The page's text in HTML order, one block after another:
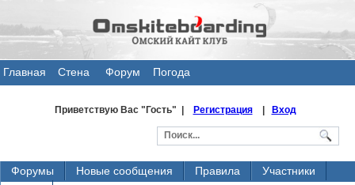
Главная
Стена
Форум Погода
Приветствую Вас"Гость" | Регистрация| Вход
Форумы Новые сообщения Правила
Участники